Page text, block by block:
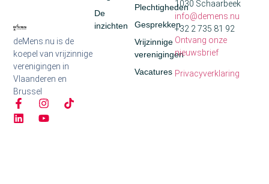
deMens.nu is de
koepel van vrijzinnige
verenigingen in
Vlaanderen en
Brussel
Plechtigheden
Gesprekken
Vrijzinnige
verenigingen
Vacatures
De
inzichten
1030 Schaarbeek
info@demens.nu
+32 2 735 81 92
Ontvang onze
nieuwsbrief
Privacyverklaring